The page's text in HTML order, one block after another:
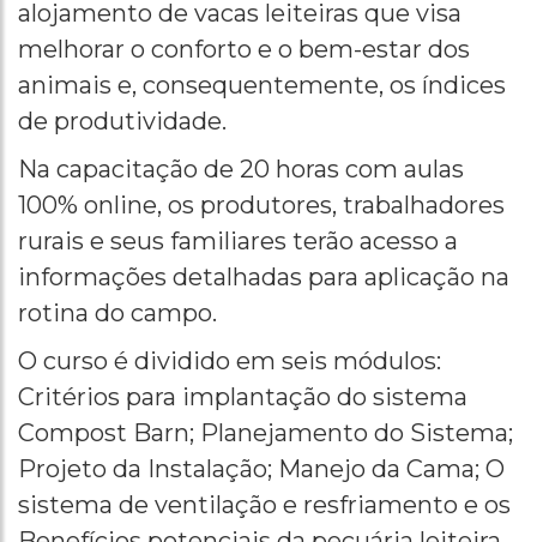
alojamento de vacas leiteiras que visa
melhorar o conforto e o bem-estar dos
animais e, consequentemente, os índices
de produtividade.
Na capacitação de 20 horas com aulas
100% online, os produtores, trabalhadores
rurais e seus familiares terão acesso a
informações detalhadas para aplicação na
rotina do campo.
O curso é dividido em seis módulos:
Critérios para implantação do sistema
Compost Barn; Planejamento do Sistema;
Projeto da Instalação; Manejo da Cama; O
sistema de ventilação e resfriamento e os